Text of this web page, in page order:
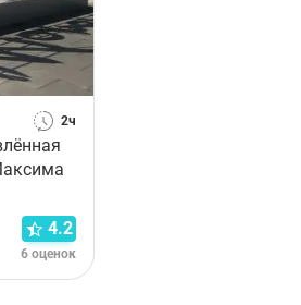
2ч
4.2
6 оценок